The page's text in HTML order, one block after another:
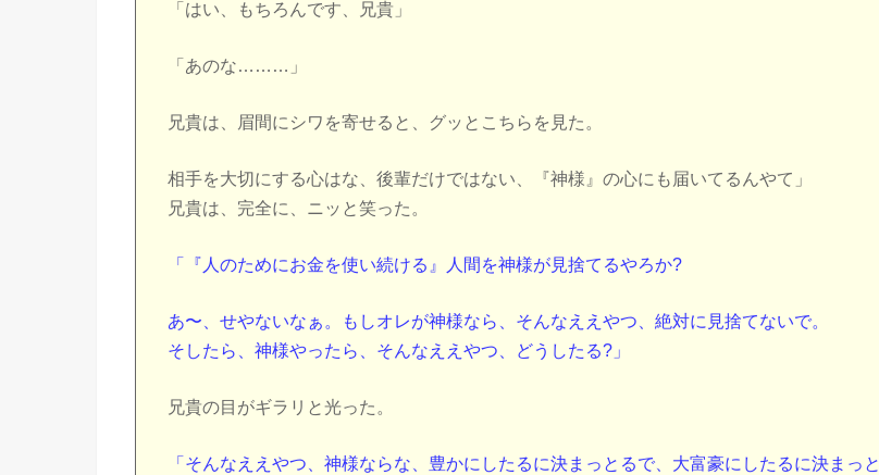
「はい、もちろんです、兄貴」
「あのな………」
兄貴は、眉間にシワを寄せると、グッとこちらを見た。
相手を大切にする心はな、後輩だけではない、『神様』の心にも届いてるんやて」
兄貴は、完全に、ニッと笑った。
「『人のためにお金を使い続ける』人間を神様が見捨てるやろか?
あ〜、せやないなぁ。もしオレが神様なら、そんなええやつ、絶対に見捨てないで。
そしたら、神様やったら、そんなええやつ、どうしたる?」
兄貴の目がギラリと光った。
「そんなええやつ、神様ならな、豊かにしたるに決まっとるで、大富豪にしたるに決まっと